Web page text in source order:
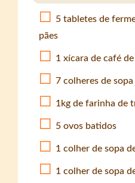
5 tabletes de
pães
1 xícara de café
7 colheres de
1kg de farinha de
5 ovos batidos
1 colher de sopa
1 colher de sopa